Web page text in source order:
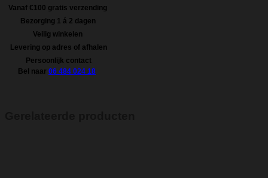
Vanaf €100 gratis verzending
Bezorging 1 á 2 dagen
Veilig winkelen
Levering op adres of afhalen
Persoonlijk contact
Bel naar 06 484 024 18